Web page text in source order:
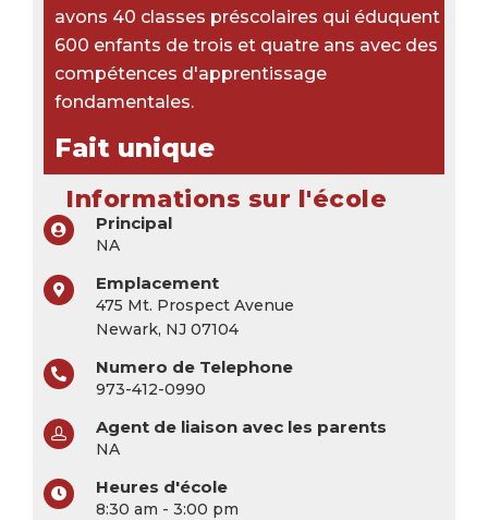
avons 40 classes préscolaires qui éduquent
600 enfants de trois et quatre ans avec des
compétences d'apprentissage
fondamentales.
Fait unique
Informations sur l'école
Principal
NA
Emplacement
475 Mt. Prospect Avenue
Newark, NJ 07104
Numero de Telephone
973-412-0990
Agent de liaison avec les parents
NA
Heures d'école
8:30 am - 3:00 pm